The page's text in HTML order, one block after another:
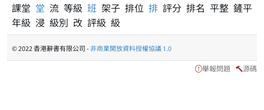
課堂 堂 流 等級 班 架子 排位 排 評分 排名 平整 鏟平
年級 浸 級別 改 評級 級
© 2022 香港辭書有限公司 -非商業開放資料授權協議 1.0
舉報問題 源碼